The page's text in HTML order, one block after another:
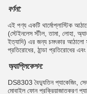
বর্ণনা:
এই পণ্য একটি থার্মোপ্লাস্টিক
(স্টেইনলেস স্টীল, তামা, লোহা,
ইত্যাদি) এর জন্য চমৎকার আঠালো
প্রতিরোধের, ঠান্ডা প্রতিরোধের
অ্যাপ্লিকেশন:
DS8303 বৈদ্যুতিন প্যাকেজিং,
মোবাইল ফোন প্রক্রিয়াজাতকরণ